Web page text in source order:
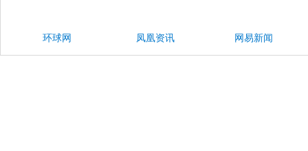
环球网 凤凰资讯 网易新闻